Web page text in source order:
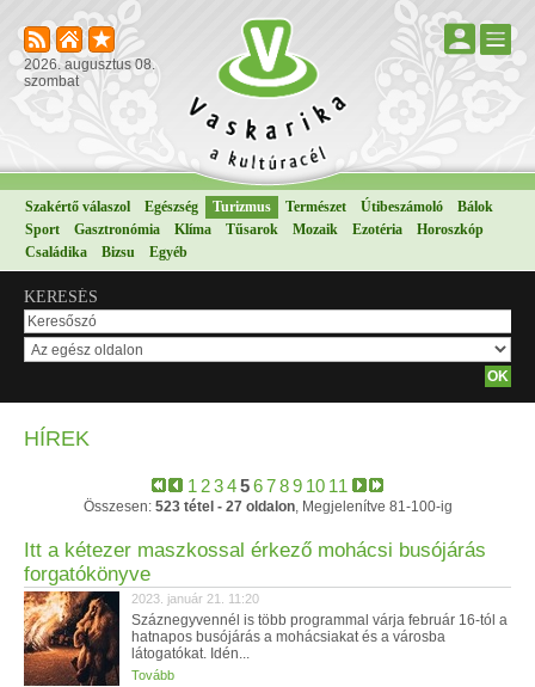
2026. augusztus 08.
szombat
Szakértő válaszol Egészség Turizmus Természet Útibeszámoló
Bálok
Sport
Gasztronómia Klíma Tűsarok Mozaik Ezotéria
Horoszkóp
Családika
Bizsu Egyéb
KERESÉS
HÍREK
1 23456789 10 11
Összesen: 523 tétel - 27 oldalon, Megjelenítve 81-100-ig
Itt a kétezer maszkossal érkező mohácsi busójárás
forgatókönyve
2023. január 21. 11:20
Száznegyvennél is több programmal várja február 16-tól a
hatnapos busójárás a mohácsiakat és a városba
látogatókat. Idén...
Tovább